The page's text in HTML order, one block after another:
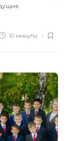
10 минуты